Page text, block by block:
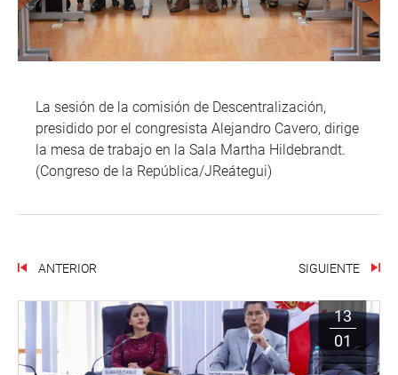
La sesión de la comisión de Descentralización,
presidido por el congresista Alejandro Cavero, dirige
la mesa de trabajo en la Sala Martha Hildebrandt.
(Congreso de la República/JReátegui)
ANTERIOR SIGUIENTE
13
01